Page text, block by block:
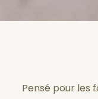
Pensé pour les